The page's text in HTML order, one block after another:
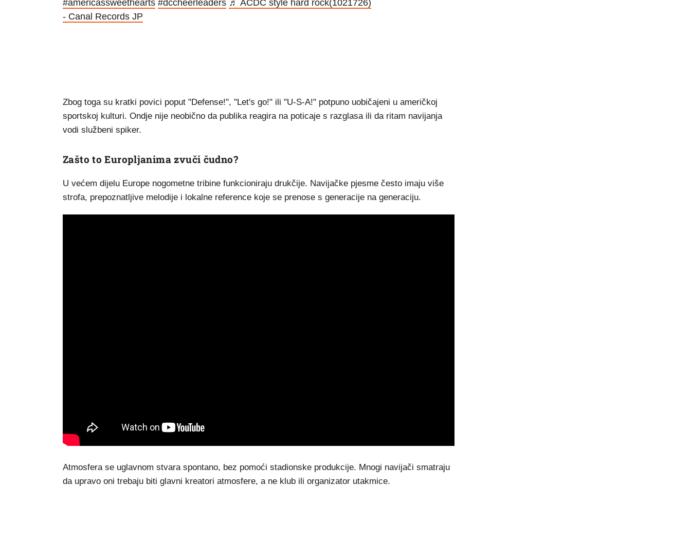
#americassweethearts #dccheerleaders ♬ ACDC style hard rock(1021726)
- Canal Records JP
Zbog toga su kratki povici poput "Defense!", "Let's go!" ili "U-S-A!" potpuno uobičajeni u američkoj
sportskoj kulturi. Ondje nije neobično da publika reagira na poticaje s razglasa ili da ritam navijanja
vodi službeni spiker.
Zašto to Europljanima zvuči čudno?
U većem dijelu Europe nogometne tribine funkcioniraju drukčije. Navijačke pjesme često imaju više
strofa, prepoznatljive melodije i lokalne reference koje se prenose s generacije na generaciju.
Atmosfera se uglavnom stvara spontano, bez pomoći stadionske produkcije. Mnogi navijači smatraju
da upravo oni trebaju biti glavni kreatori atmosfere, a ne klub ili organizator utakmice.